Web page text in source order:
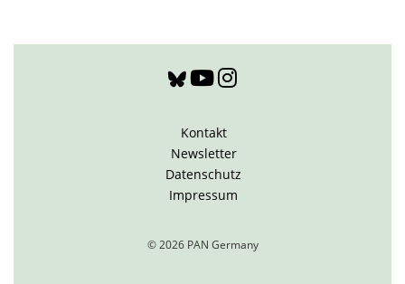
Kontakt
Newsletter
Datenschutz
Impressum
© 2026 PAN Germany